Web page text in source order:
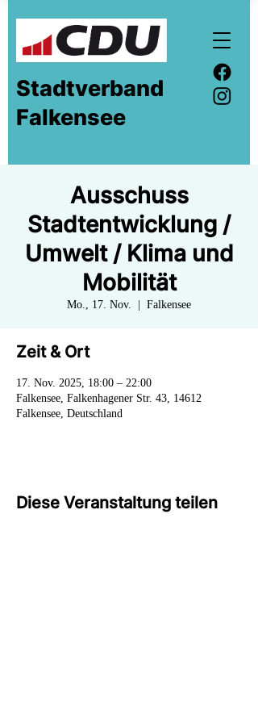
Stadtverband
Falkensee
Ausschuss
Stadtentwicklung /
Umwelt / Klima und
Mobilität
Mo., 17. Nov. Falkensee
Zeit & Ort
17. Nov. 2025, 18:00 – 22:00
Falkensee, Falkenhagener Str. 43, 14612
Falkensee, Deutschland
Diese Veranstaltung teilen